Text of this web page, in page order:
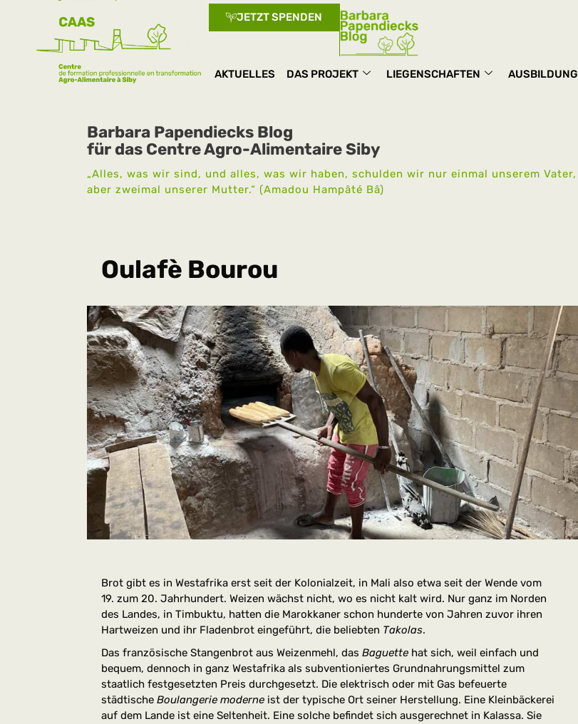
JETZT SPENDEN
AKTUELLES DAS PROJEKT LIEGENSCHAFTEN AUSBILDUNG
Barbara Papendiecks Blog
für das Centre Agro-Alimentaire Siby
„Alles, was wir sind, und alles, was wir haben, schulden wir nur einmal unserem Vater,
aber zweimal unserer Mutter.“ (Amadou Hampâté Bâ)
Oulafè Bourou
Brot gibt es in Westafrika erst seit der Kolonialzeit, in Mali also etwa seit der Wende vom
19. zum 20. Jahrhundert. Weizen wächst nicht, wo es nicht kalt wird. Nur ganz im Norden
des Landes, in Timbuktu, hatten die Marokkaner schon hunderte von Jahren zuvor ihren
Hartweizen und ihr Fladenbrot eingeführt, die beliebten Takolas.
Das französische Stangenbrot aus Weizenmehl, das Baguette hat sich, weil einfach und
bequem, dennoch in ganz Westafrika als subventioniertes Grundnahrungsmittel zum
staatlich festgesetzten Preis durchgesetzt. Die elektrisch oder mit Gas befeuerte
städtische Boulangerie moderne ist der typische Ort seiner Herstellung. Eine Kleinbäckerei
auf dem Lande ist eine Seltenheit. Eine solche befindet sich ausgerechnet in Kalassa. Sie